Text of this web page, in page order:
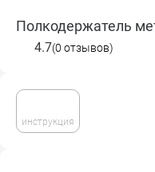
инструкция
Полкодержатель
4.7(0 отзывов)